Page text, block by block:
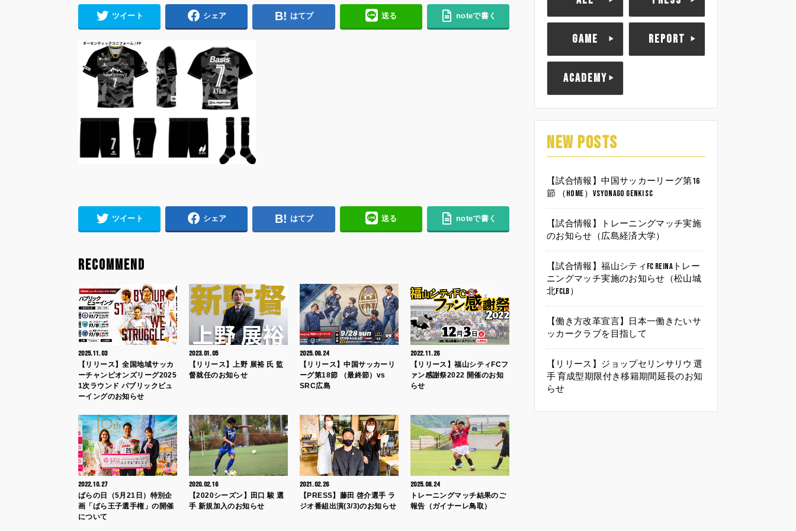
ツイート シェア はてブ 送る noteで書く
ツイート シェア はてブ 送る noteで書く
RECOMMEND
2025.11.03
【リリース】全国地域サッカ
ーチャンピオンズリーグ2025
1次ラウンド パブリックビュ
ーイングのお知らせ
2023.01.05
【リリース】上野 展裕 氏 監
督就任のお知らせ
2025.09.24
【リリース】中国サッカーリ
ーグ第18節 （最終節）vs
SRC広島
2022.11.26
【リリース】福山シティFCフ
ァン感謝祭2022 開催のお知
らせ
2022.10.27
ばらの日（5月21日）特別企
画「ばら王子選手権」の開催
について
2020.02.16
【2020シーズン】田口 駿 選
手 新規加入のお知らせ
2021.02.26
【PRESS】藤田 啓介選手 ラ
ジオ番組出演(3/3)のお知らせ
2025.08.24
トレーニングマッチ結果のご
報告（ガイナーレ鳥取）
GAME REPORT
ACADEMY
NEW POSTS
【試合情報】中国サッカーリーグ第16
節 （HOME）vsYonago Genki SC
【試合情報】トレーニングマッチ実施
のお知らせ（広島経済大学）
【試合情報】福山シティFC Reinaトレー
ニングマッチ実施のお知らせ（松山城
北FCLB）
【働き方改革宣言】日本一働きたいサ
ッカークラブを目指して
【リリース】ジョップセリンサリウ 選
手 育成型期限付き移籍期間延長のお知
らせ